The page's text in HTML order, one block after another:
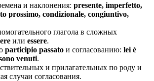
и наклонения: presente, imperfetto,
prossimo, condizionale, congiuntivo,
глагола в сложных
или essere.
participio passato и согласованию: lei è
venuti.
и прилагательных по роду и
случаи согласования.